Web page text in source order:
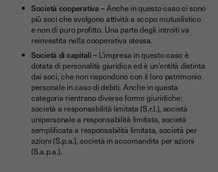
Società cooperativa –Anche in questo caso ci sono
più soci che svolgono attività a scopo mutualistico
e non di puro profitto. Una parte degli introiti va
reinvestita nella cooperativa stessa.
Società di capitali – L'impresa in questo caso è
dotata di personalità giuridica ed è un’entità distinta
dai soci, che non rispondono con il loro patrimonio
personale in caso di debiti. Anche in questa
categoria rientrano diverse forme giuridiche:
società a responsabilità limitata (S.r.l.), società
unipersonale a responsabilità limitata, società
semplificata a responsabilità limitata, società per
azioni (S.p.a.), società in accomandita per azioni
(S.a.p.a.).